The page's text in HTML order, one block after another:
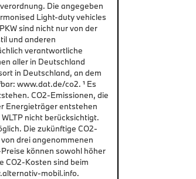
Die angegeben
Light-duty vehicles
sind nicht nur von der
und anderen
verantwortliche
aller in Deutschland
in Deutschland, an dem
www.dat.de/co2. ¹ Es
CO2-Emissionen, die
Energieträger entstehen
nicht berücksichtigt.
Die zukünftige CO2-
drei angenommenen
können sowohl höher
CO2-Kosten sind beim
mobil.info.